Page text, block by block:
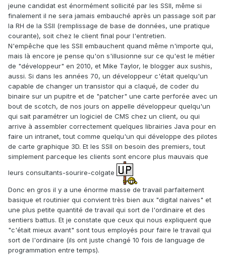
jeune candidat est énormément sollicité par les SSII, même si
finalement il ne sera jamais embauché après un passage soit par
la RH de la SSII (remplissage de base de données, une pratique
courante), soit chez le client final pour l'entretien.
N'empêche que les SSII embauchent quand même n'importe qui,
mais là encore je pense qu'on s'illusionne sur ce qu'est le métier
de "développeur" en 2010, et Mike Taylor, le blogger aux sushis,
aussi. Si dans les années 70, un développeur c'était quelqu'un
capable de changer un transistor qui a claqué, de coder du
binaire sur un pupitre et de "patcher" une carte perforée avec un
bout de scotch, de nos jours on appelle développeur quelqu'un
qui sait paramétrer un logiciel de CMS chez un client, ou qui
arrive à assembler correctement quelques librairies Java pour en
faire un intranet, tout comme quelqu'un qui développe des pilotes
de carte graphique 3D. Et les SSII on besoin des premiers, tout
simplement parceque les clients sont encore plus mauvais que
leurs consultants-sourire-colgate
Donc en gros il y a une énorme masse de travail parfaitement
basique et routinier qui convient très bien aux "digital naives" et
une plus petite quantité de travail qui sort de l'ordinaire et des
sentiers battus. Et je constate que ceux qui nous expliquent que
"c'était mieux avant" sont tous employés pour faire le travail qui
sort de l'ordinaire (ils ont juste changé 10 fois de language de
programmation entre temps).